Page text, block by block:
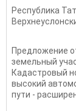
Республика
Предложение
земельный
Кадастровый
высокий
пути -